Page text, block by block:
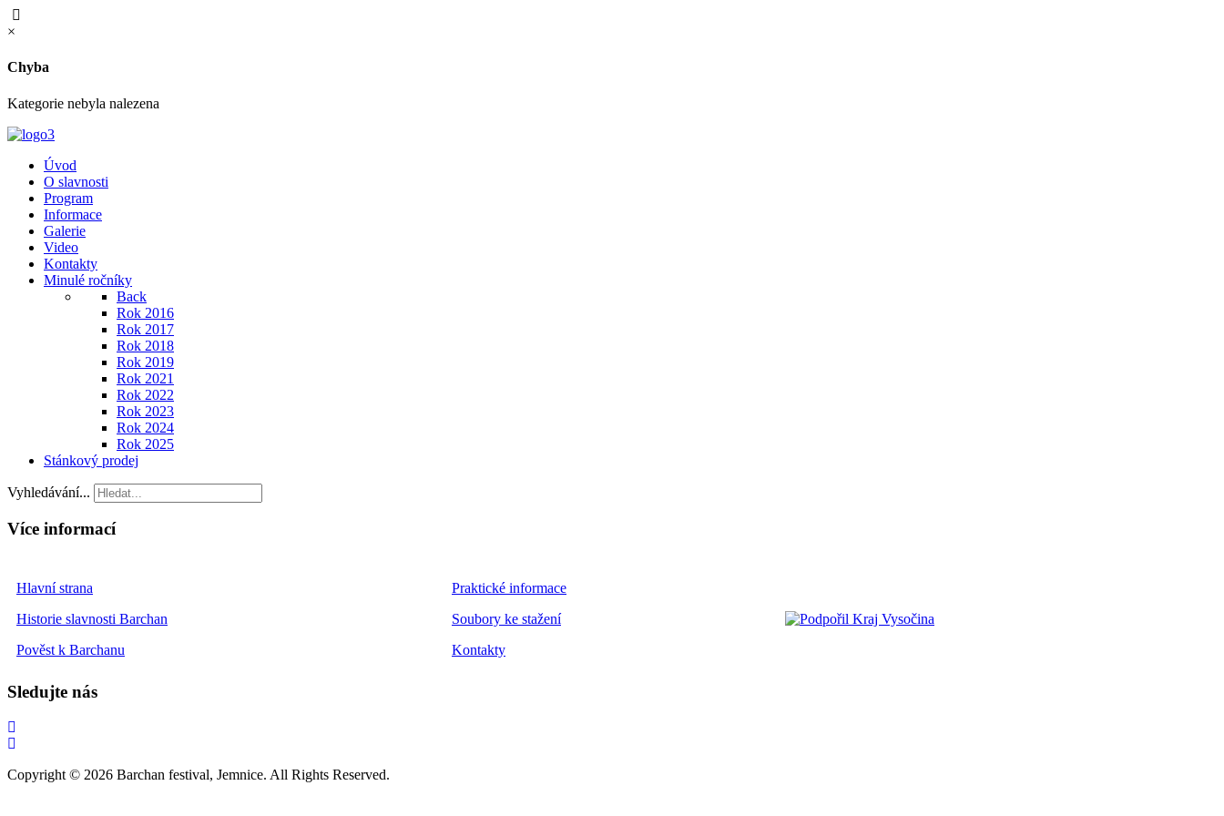
×
Chyba
Kategorie nebyla nalezena
Úvod
O slavnosti
Program
Informace
Galerie
Video
Kontakty
Minulé ročníky
Back
Rok 2016
Rok 2017
Rok 2018
Rok 2019
Rok 2021
Rok 2022
Rok 2023
Rok 2024
Rok 2025
Stánkový prodej
Vyhledávání...
Více informací
Hlavní strana
Historie slavnosti Barchan
Pověst k Barchanu
Praktické informace
Soubory ke stažení
Kontakty
Sledujte nás
Copyright © 2026 Barchan festival, Jemnice. All Rights Reserved.